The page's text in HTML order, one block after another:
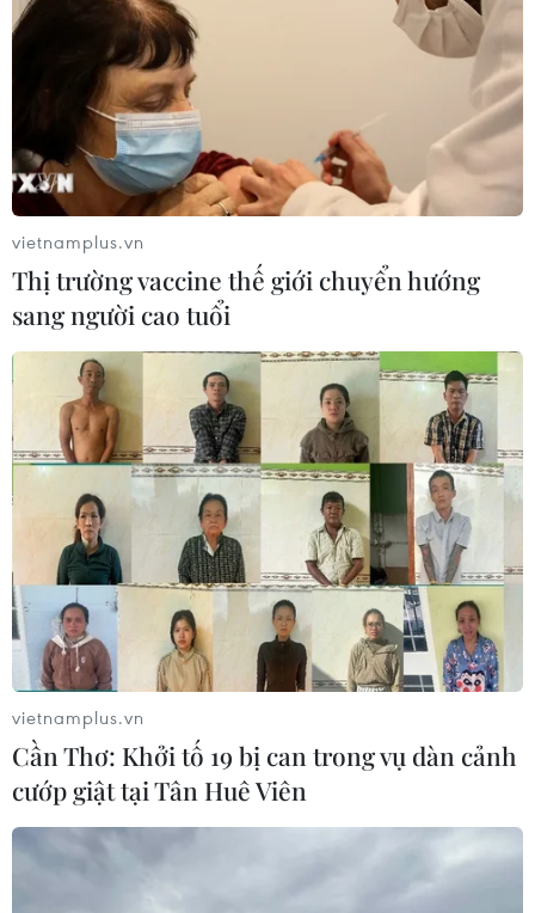
vietnamplus.vn
Thị trường vaccine thế giới chuyển hướng
sang người cao tuổi
vietnamplus.vn
Cần Thơ: Khởi tố 19 bị can trong vụ dàn cảnh
cướp giật tại Tân Huê Viên